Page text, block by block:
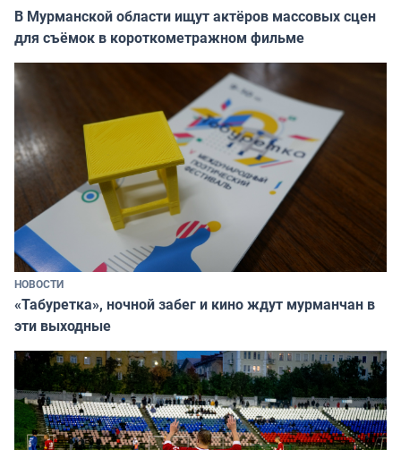
В Мурманской области ищут актёров массовых сцен
для съёмок в короткометражном фильме
НОВОСТИ
«Табуретка», ночной забег и кино ждут мурманчан в
эти выходные